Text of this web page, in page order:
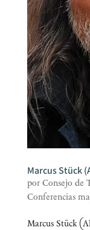
Marcus Stück
porConsejo de
Conferencias
Mar­cus Stück